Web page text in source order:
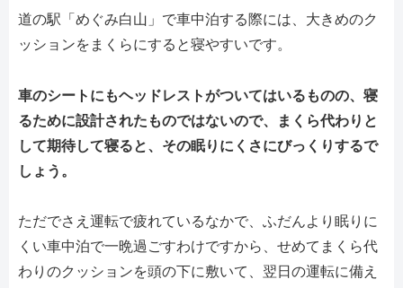
道の駅「めぐみ白山」で車中泊する際には、大きめのク
ッションをまくらにすると寝やすいです。
車のシートにもヘッドレストがついてはいるものの、寝
るために設計されたものではないので、まくら代わりと
して期待して寝ると、その眠りにくさにびっくりするで
しょう。
ただでさえ運転で疲れているなかで、ふだんより眠りに
くい車中泊で一晩過ごすわけですから、せめてまくら代
わりのクッションを頭の下に敷いて、翌日の運転に備え